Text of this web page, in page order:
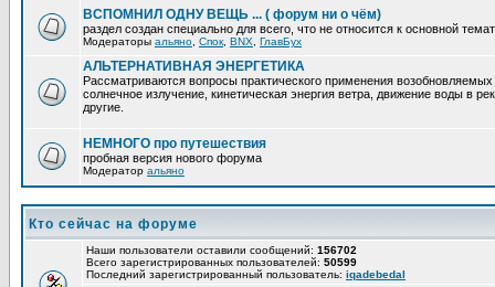
ВСПОМНИЛ ОДНУ ВЕЩЬ ... ( форум ни о чём)
раздел создан специально для всего, что не относится к основной
Модераторы альяно Спок BNX ГлавБух
АЛЬТЕРНАТИВНАЯ ЭНЕРГЕТИКА
Рассматриваются вопросы практического применения
солнечное излучение, кинетическая энергия ветра, движение воды в
другие.
НЕМНОГО про путешествия
пробная версия нового форума
Модератор альяно
Кто сейчас на форуме
Наши пользователи оставили сообщений: 156702
Всего зарегистрированных пользователей: 50599
Последний зарегистрированный пользователь: iqadebedal